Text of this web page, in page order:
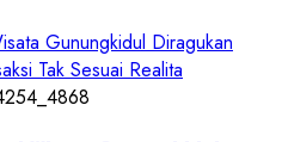
Gunungkidul Diragukan
Tak Sesuai Realita